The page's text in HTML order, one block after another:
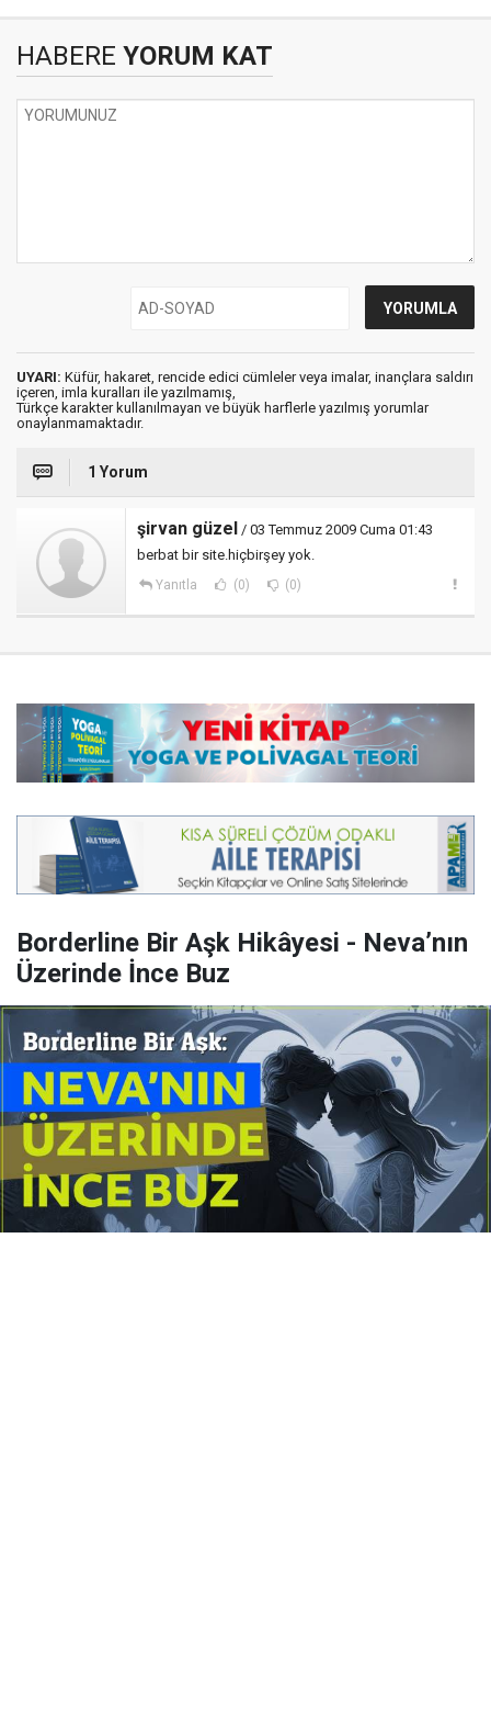
HABERE YORUM KAT
UYARI: Küfür, hakaret, rencide edici cümleler veya imalar, inançlara saldırı
içeren, imla kuralları ile yazılmamış,
Türkçe karakter kullanılmayan ve büyük harflerle yazılmış yorumlar
onaylanmamaktadır.
1 Yorum
şirvan güzel / 03 Temmuz 2009 Cuma 01:43
berbat bir site.hiçbirşey yok.
Yanıtla (0) (0)
Borderline Bir Aşk Hikâyesi - Neva’nın
Üzerinde İnce Buz